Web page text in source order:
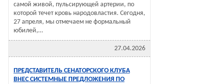
самой живой, пульсирующей артерии, по
которой течет кровь народовластия. Сегодня,
27 апреля, мы отмечаем не формальный
юбилей,…
27.04.2026
ПРЕДСТАВИТЕЛЬ СЕНАТОРСКОГО КЛУБА
ВНЕС СИСТЕМНЫЕ ПРЕДЛОЖЕНИЯ ПО